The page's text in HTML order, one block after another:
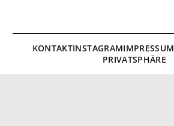
KONTAKTINSTAGRAMIMPRESSUM
PRIVATSPHÄRE